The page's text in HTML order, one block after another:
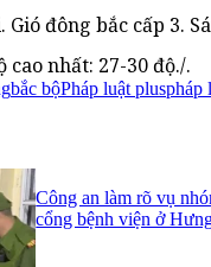
Gió đông bắc cấp 3.
nhất: 27-30 độ./.
bắc bộPháp luật pluspháp
Công an làm rõ vụ
cổng bệnh viện ở